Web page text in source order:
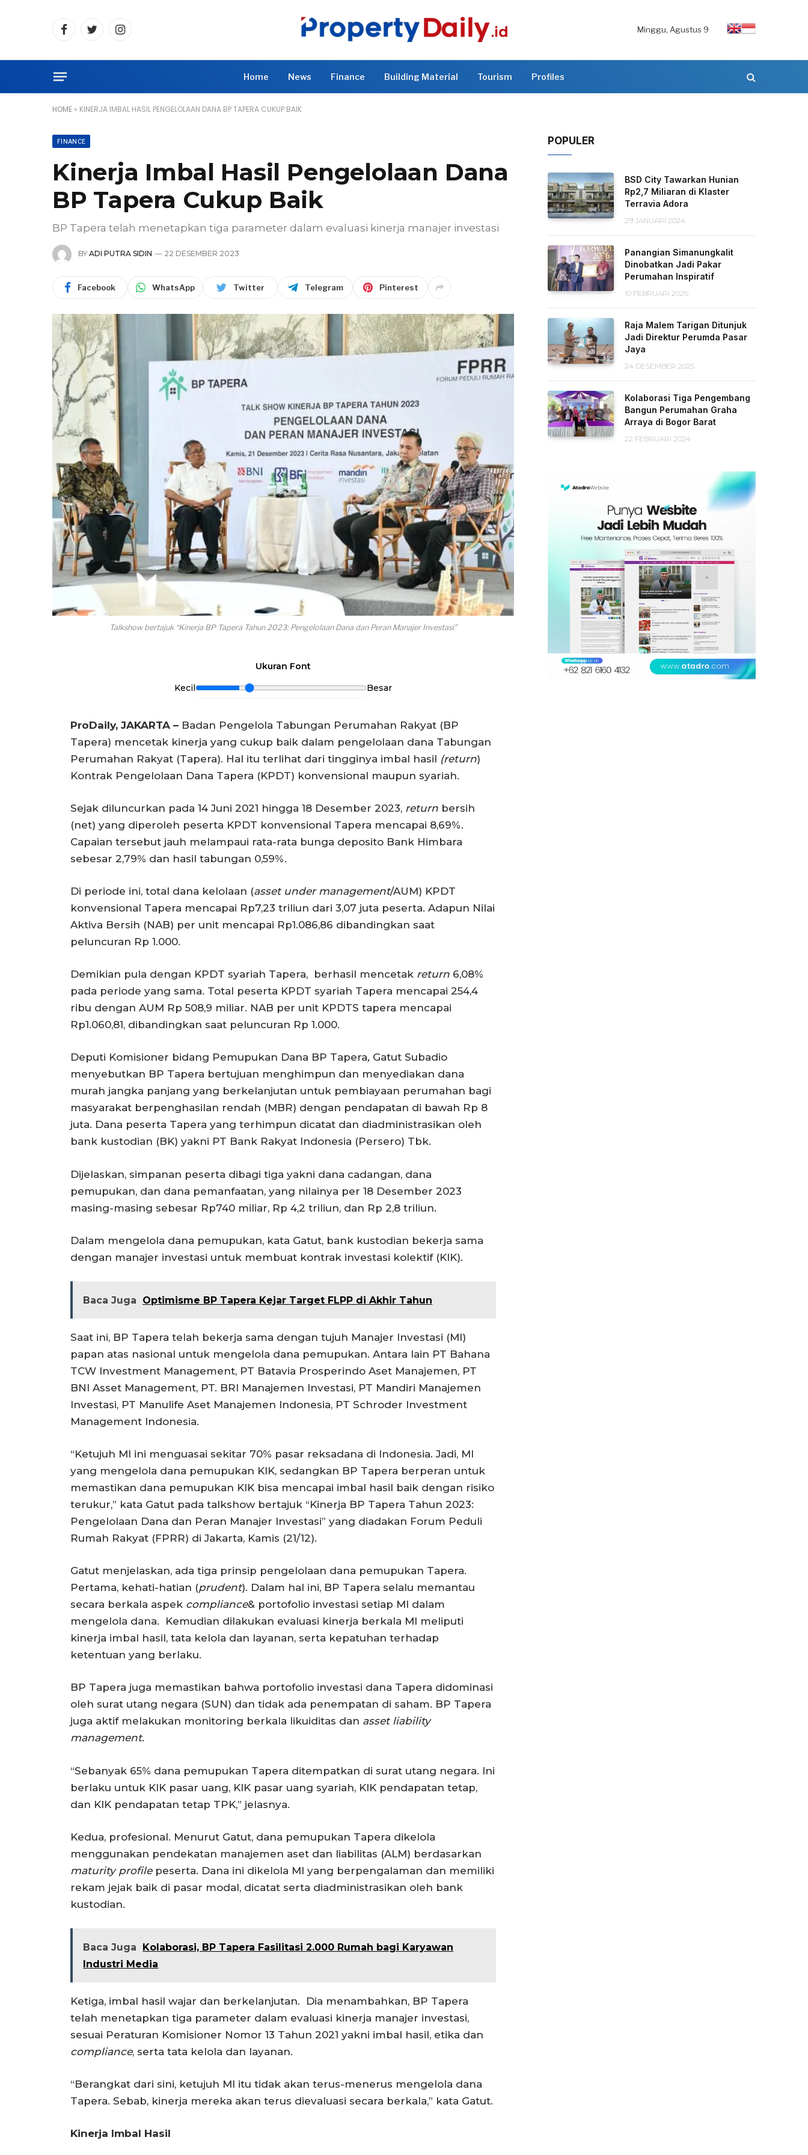
FacebookTwitterInstagram
Minggu, Agustus 9
Home News Finance Building Material Tourism Profiles
HOME » KINERJA IMBAL HASIL PENGELOLAAN DANA BP TAPERA CUKUP BAIK
FINANCE
Kinerja Imbal Hasil Pengelolaan Dana
BP Tapera Cukup Baik
BP Tapera telah menetapkan tiga parameter dalam evaluasi kinerja manajer investasi
BY ADI PUTRA SIDIN 22 DESEMBER 2023
Facebook WhatsApp Twitter Telegram Pinterest
Talkshow bertajuk “Kinerja BP Tapera Tahun 2023: Pengelolaan Dana dan Peran Manajer Investasi”
Ukuran Font
Kecil
Besar
ProDaily, JAKARTA – Badan Pengelola Tabungan Perumahan Rakyat (BP
Tapera) mencetak kinerja yang cukup baik dalam pengelolaan dana Tabungan
Perumahan Rakyat (Tapera). Hal itu terlihat dari tingginya imbal hasil (return)
Kontrak Pengelolaan Dana Tapera (KPDT) konvensional maupun syariah.
Sejak diluncurkan pada 14 Juni 2021 hingga 18 Desember 2023, return bersih
(net) yang diperoleh peserta KPDT konvensional Tapera mencapai 8,69%.
Capaian tersebut jauh melampaui rata-rata bunga deposito Bank Himbara
sebesar 2,79% dan hasil tabungan 0,59%.
Di periode ini, total dana kelolaan (asset under management/AUM) KPDT
konvensional Tapera mencapai Rp7,23 triliun dari 3,07 juta peserta. Adapun Nilai
Aktiva Bersih (NAB) per unit mencapai Rp1.086,86 dibandingkan saat
peluncuran Rp 1.000.
Demikian pula dengan KPDT syariah Tapera, berhasil mencetak return 6,08%
pada periode yang sama. Total peserta KPDT syariah Tapera mencapai 254,4
ribu dengan AUM Rp 508,9 miliar. NAB per unit KPDTS tapera mencapai
Rp1.060,81, dibandingkan saat peluncuran Rp 1.000.
Deputi Komisioner bidang Pemupukan Dana BP Tapera, Gatut Subadio
menyebutkan BP Tapera bertujuan menghimpun dan menyediakan dana
murah jangka panjang yang berkelanjutan untuk pembiayaan perumahan bagi
masyarakat berpenghasilan rendah (MBR) dengan pendapatan di bawah Rp 8
juta. Dana peserta Tapera yang terhimpun dicatat dan diadministrasikan oleh
bank kustodian (BK) yakni PT Bank Rakyat Indonesia (Persero) Tbk.
Dijelaskan, simpanan peserta dibagi tiga yakni dana cadangan, dana
pemupukan, dan dana pemanfaatan, yang nilainya per 18 Desember 2023
masing-masing sebesar Rp740 miliar, Rp 4,2 triliun, dan Rp 2,8 triliun.
Dalam mengelola dana pemupukan, kata Gatut, bank kustodian bekerja sama
dengan manajer investasi untuk membuat kontrak investasi kolektif (KIK).
Baca Juga Optimisme BP Tapera Kejar Target FLPP di Akhir Tahun
Saat ini, BP Tapera telah bekerja sama dengan tujuh Manajer Investasi (MI)
papan atas nasional untuk mengelola dana pemupukan. Antara lain PT Bahana
TCW Investment Management, PT Batavia Prosperindo Aset Manajemen, PT
BNI Asset Management, PT. BRI Manajemen Investasi, PT Mandiri Manajemen
Investasi, PT Manulife Aset Manajemen Indonesia, PT Schroder Investment
Management Indonesia.
“Ketujuh MI ini menguasai sekitar 70% pasar reksadana di Indonesia. Jadi, MI
yang mengelola dana pemupukan KIK, sedangkan BP Tapera berperan untuk
memastikan dana pemupukan KIK bisa mencapai imbal hasil baik dengan risiko
terukur,” kata Gatut pada talkshow bertajuk “Kinerja BP Tapera Tahun 2023:
Pengelolaan Dana dan Peran Manajer Investasi” yang diadakan Forum Peduli
Rumah Rakyat (FPRR) di Jakarta, Kamis (21/12).
Gatut menjelaskan, ada tiga prinsip pengelolaan dana pemupukan Tapera.
Pertama, kehati-hatian (prudent). Dalam hal ini, BP Tapera selalu memantau
secara berkala aspek compliance& portofolio investasi setiap MI dalam
mengelola dana. Kemudian dilakukan evaluasi kinerja berkala MI meliputi
kinerja imbal hasil, tata kelola dan layanan, serta kepatuhan terhadap
ketentuan yang berlaku.
BP Tapera juga memastikan bahwa portofolio investasi dana Tapera didominasi
oleh surat utang negara (SUN) dan tidak ada penempatan di saham. BP Tapera
juga aktif melakukan monitoring berkala likuiditas dan asset liability
management.
“Sebanyak 65% dana pemupukan Tapera ditempatkan di surat utang negara. Ini
berlaku untuk KIK pasar uang, KIK pasar uang syariah, KIK pendapatan tetap,
dan KIK pendapatan tetap TPK,” jelasnya.
Kedua, profesional. Menurut Gatut, dana pemupukan Tapera dikelola
menggunakan pendekatan manajemen aset dan liabilitas (ALM) berdasarkan
maturity profilepeserta. Dana ini dikelola MI yang berpengalaman dan memiliki
rekam jejak baik di pasar modal, dicatat serta diadministrasikan oleh bank
kustodian.
Baca Juga
Kolaborasi, BP Tapera Fasilitasi 2.000 Rumah bagi Karyawan
Industri Media
Ketiga, imbal hasil wajar dan berkelanjutan. Dia menambahkan, BP Tapera
telah menetapkan tiga parameter dalam evaluasi kinerja manajer investasi,
sesuai Peraturan Komisioner Nomor 13 Tahun 2021 yakni imbal hasil, etika dan
compliance, serta tata kelola dan layanan.
“Berangkat dari sini, ketujuh MI itu tidak akan terus-menerus mengelola dana
Tapera. Sebab, kinerja mereka akan terus dievaluasi secara berkala,” kata Gatut.
Kinerja Imbal Hasil
POPULER
BSD City Tawarkan Hunian
Rp2,7 Miliaran di Klaster
Terravia Adora
29 JANUARI 2024
Panangian Simanungkalit
Dinobatkan Jadi Pakar
Perumahan Inspiratif
10 FEBRUARI 2026
Raja Malem Tarigan Ditunjuk
Jadi Direktur Perumda Pasar
Jaya
24 DESEMBER 2025
Kolaborasi Tiga Pengembang
Bangun Perumahan Graha
Arraya di Bogor Barat
22 FEBRUARI 2024